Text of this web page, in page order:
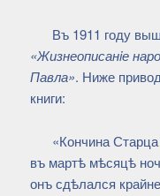
Въ 1911 году
«Жизнеописанiе
Павла». Ниже
книги:
«Кончина
въ мартѣ мѣсяцѣ
онъ сдѣлался